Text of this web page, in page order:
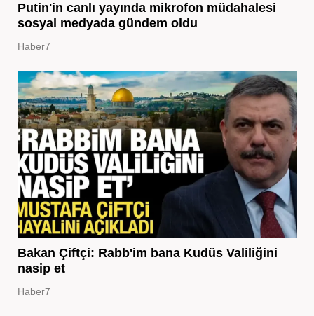
Putin'in canlı yayında mikrofon müdahalesi
sosyal medyada gündem oldu
Haber7
Bakan Çiftçi: Rabb'im bana Kudüs Valiliğini
nasip et
Haber7